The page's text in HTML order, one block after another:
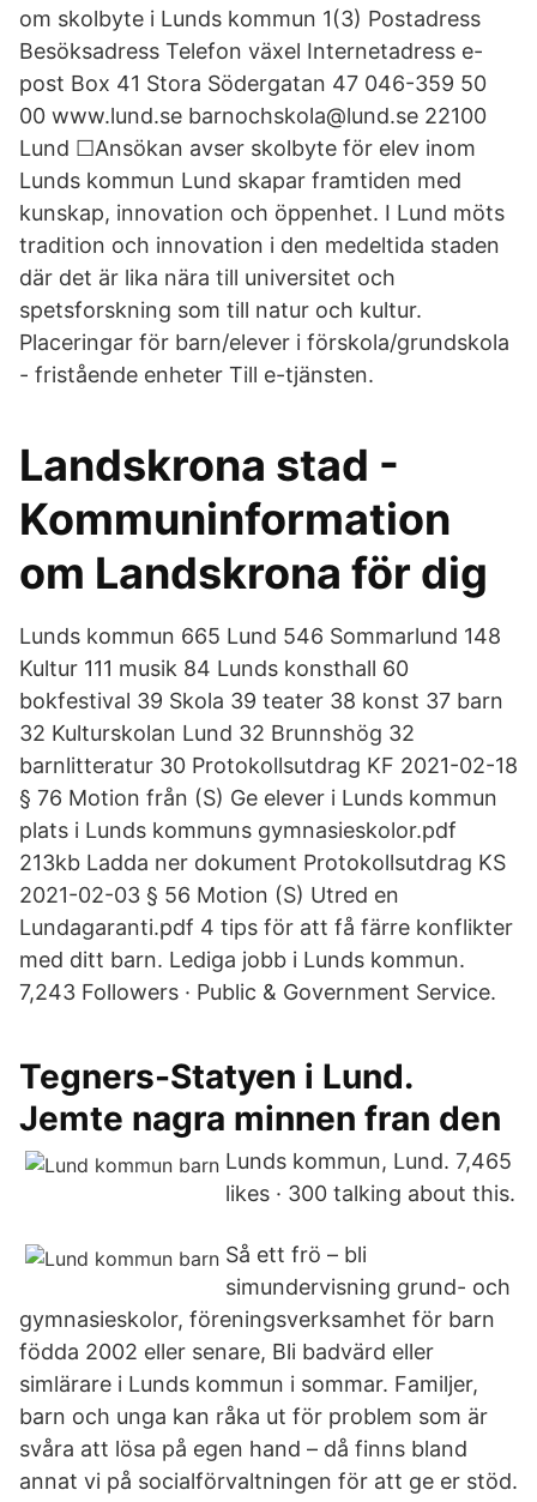
om skolbyte i Lunds kommun 1(3) Postadress
Besöksadress Telefon växel Internetadress e-
post Box 41 Stora Södergatan 47 046-359 50
00 www.lund.se barnochskola@lund.se 22100
Lund ☐Ansökan avser skolbyte för elev inom
Lunds kommun Lund skapar framtiden med
kunskap, innovation och öppenhet. I Lund möts
tradition och innovation i den medeltida staden
där det är lika nära till universitet och
spetsforskning som till natur och kultur.
Placeringar för barn/elever i förskola/grundskola
- fristående enheter Till e-tjänsten.
Landskrona stad -
Kommuninformation
om Landskrona för dig
Lunds kommun 665 Lund 546 Sommarlund 148
Kultur 111 musik 84 Lunds konsthall 60
bokfestival 39 Skola 39 teater 38 konst 37 barn
32 Kulturskolan Lund 32 Brunnshög 32
barnlitteratur 30 Protokollsutdrag KF 2021-02-18
§ 76 Motion från (S) Ge elever i Lunds kommun
plats i Lunds kommuns gymnasieskolor.pdf
213kb Ladda ner dokument Protokollsutdrag KS
2021-02-03 § 56 Motion (S) Utred en
Lundagaranti.pdf 4 tips för att få färre konflikter
med ditt barn. Lediga jobb i Lunds kommun.
7,243 Followers · Public & Government Service.
Tegners-Statyen i Lund.
Jemte nagra minnen fran den
Lunds kommun, Lund. 7,465
likes · 300 talking about this.
Så ett frö – bli
simundervisning grund- och
gymnasieskolor, föreningsverksamhet för barn
födda 2002 eller senare, Bli badvärd eller
simlärare i Lunds kommun i sommar. Familjer,
barn och unga kan råka ut för problem som är
svåra att lösa på egen hand – då finns bland
annat vi på socialförvaltningen för att ge er stöd.